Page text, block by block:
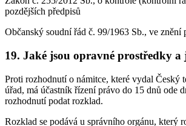
pozdějších předpisů
Občanský soudní řád č. 99/1963 Sb., ve znění
19. Jaké jsou opravné prostředky
Proti rozhodnutí o námitce, které vydal Český
úřad, má účastník řízení právo do 15 dnů ode
rozhodnutí podat rozklad.
Rozklad se podává u správního orgánu, který